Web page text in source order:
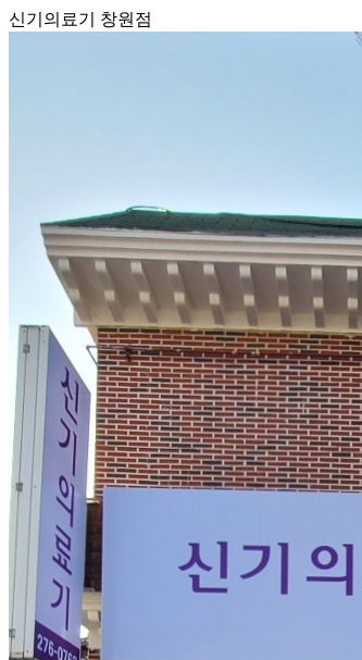
신기의료기 창원점